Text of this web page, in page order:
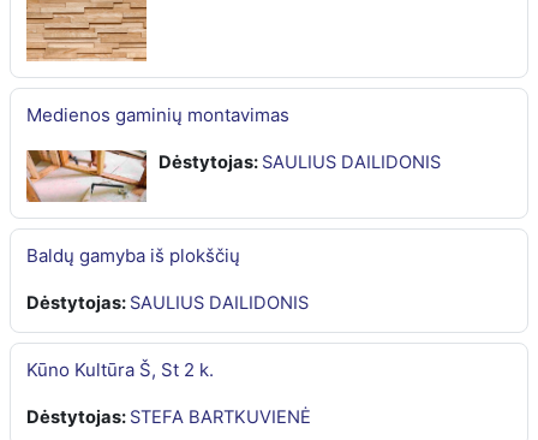
Medienos gaminių montavimas
Dėstytojas: SAULIUS DAILIDONIS
Baldų gamyba iš plokščių
Dėstytojas: SAULIUS DAILIDONIS
Kūno Kultūra Š, St 2 k.
Dėstytojas: STEFA BARTKUVIENĖ